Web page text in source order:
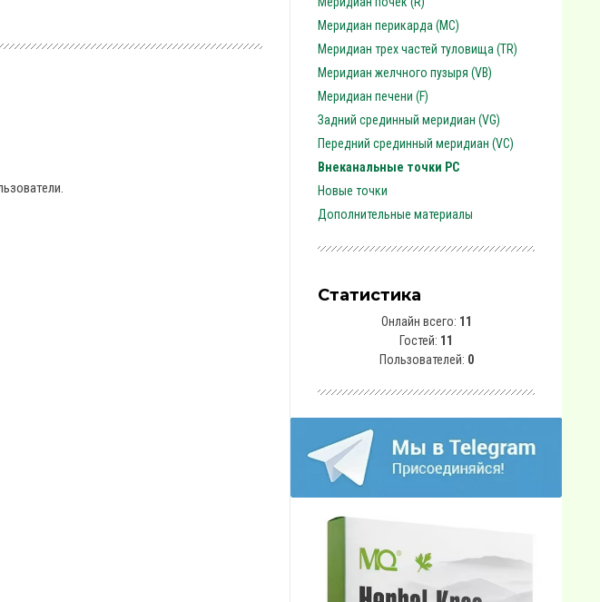
Меридиан перикарда (MC)
Меридиан трех частей туловища (TR)
Меридиан желчного пузыря (VB)
Меридиан печени (F)
Задний срединный меридиан (VG)
Передний срединный меридиан (VC)
Внеканальные точки PC
Новые точки
Дополнительные материалы
Статистика
Онлайн всего: 11
Гостей: 11
Пользователей: 0